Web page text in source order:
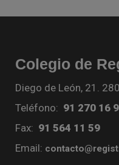
Colegio de
Diego de León, 21.
Teléfono: 91 270 16
Fax: 91 564 11 59
Email: